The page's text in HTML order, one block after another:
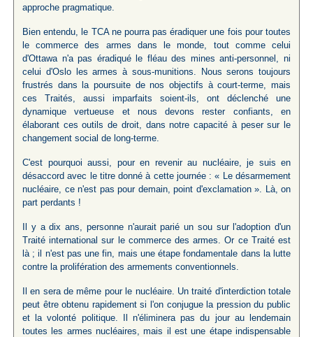
approche pragmatique.
Bien entendu, le TCA ne pourra pas éradiquer une fois pour toutes
le commerce des armes dans le monde, tout comme celui
d'Ottawa n'a pas éradiqué le fléau des mines anti-personnel, ni
celui d'Oslo les armes à sous-munitions. Nous serons toujours
frustrés dans la poursuite de nos objectifs à court-terme, mais
ces Traités, aussi imparfaits soient-ils, ont déclenché une
dynamique vertueuse et nous devons rester confiants, en
élaborant ces outils de droit, dans notre capacité à peser sur le
changement social de long-terme.
C'est pourquoi aussi, pour en revenir au nucléaire, je suis en
désaccord avec le titre donné à cette journée : « Le désarmement
nucléaire, ce n'est pas pour demain, point d'exclamation ». Là, on
part perdants !
Il y a dix ans, personne n'aurait parié un sou sur l'adoption d'un
Traité international sur le commerce des armes. Or ce Traité est
là ; il n'est pas une fin, mais une étape fondamentale dans la lutte
contre la prolifération des armements conventionnels.
Il en sera de même pour le nucléaire. Un traité d'interdiction totale
peut être obtenu rapidement si l'on conjugue la pression du public
et la volonté politique. Il n'éliminera pas du jour au lendemain
toutes les armes nucléaires, mais il est une étape indispensable